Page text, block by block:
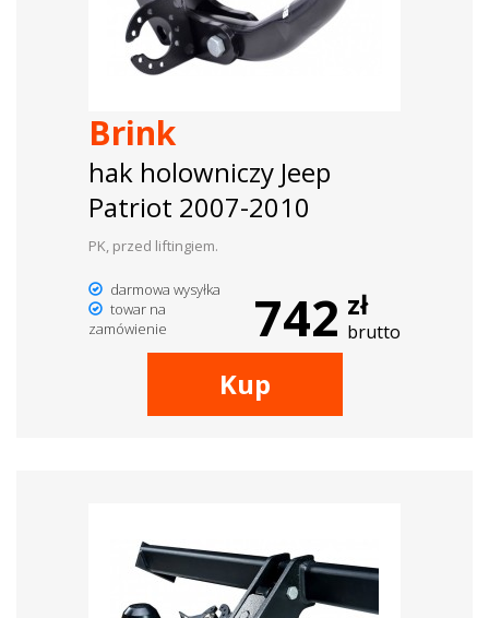
Brink
hak holowniczy Jeep
Patriot 2007-2010
PK, przed liftingiem.
darmowa wysyłka
towar na
zamówienie
742 zł
brutto
Kup